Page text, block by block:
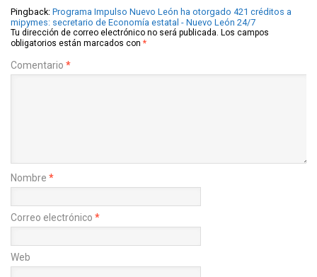
Pingback: Programa Impulso Nuevo León ha otorgado 421 créditos a
mipymes: secretario de Economía estatal - Nuevo León 24/7
Tu dirección de correo electrónico no será publicada. Los campos
obligatorios están marcados con *
Comentario *
Nombre *
Correo electrónico *
Web